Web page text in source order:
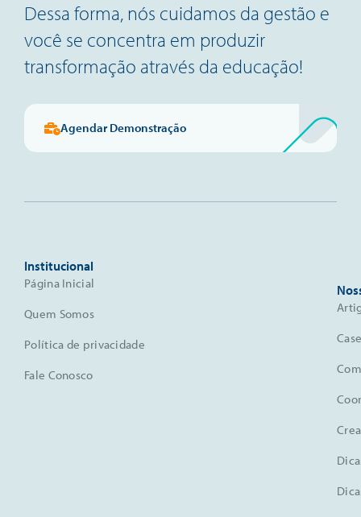
Dessa forma, nós cuidamos da gestão e
você se concentra em produzir
transformação através da educação!
Agendar Demonstração
Institucional
Página Inicial
Quem Somos
Política de privacidade
Fale Conosco